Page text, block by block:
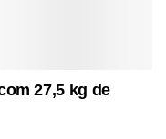
27,5 kg de